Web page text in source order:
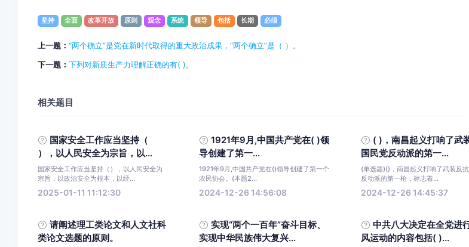
坚持 全面 改革开放 原则 观念 系统 领导 包括 长期 必须
上一题： “两个确立”是党在新时代取得的重大政治成果，“两个确立”是（ ）。
下一题： 下列对新质生产力理解正确的有( )。
相关题目
国家安全工作应当坚持（
），以人民安全为宗旨，以...
国家安全工作应当坚持（），以人民安全为
宗旨，以政治安全为根本，以经...
2025-01-11 11:12:30
1921年9月,中国共产党在( )领
导创建了第一...
1921年9月,中国共产党在()领导创建了第一个
农民协会。(本题2...
2024-12-26 14:56:08
( )，南昌起义打响了武
国民党反动派的第一...
(单选题)()，南昌起义打响了武装反
反动派的第一枪，标志着...
2024-12-26 14:45:37
请阐述理工类论文和人文社科
类论文选题的原则。
实现“两个一百年”奋斗目标、
实现中华民族伟大复兴...
中共八大决定在全党进
风运动的内容包括( )...